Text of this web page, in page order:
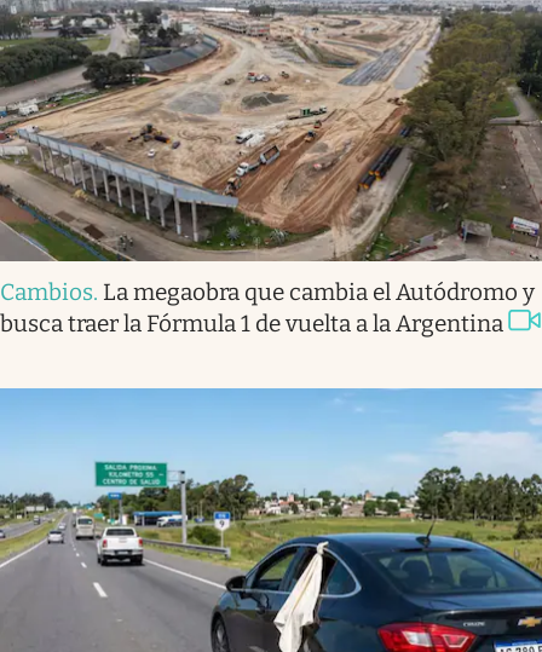
Cambios. La megaobra que cambia el Autódromo y
busca traer la Fórmula 1 de vuelta a la Argentina